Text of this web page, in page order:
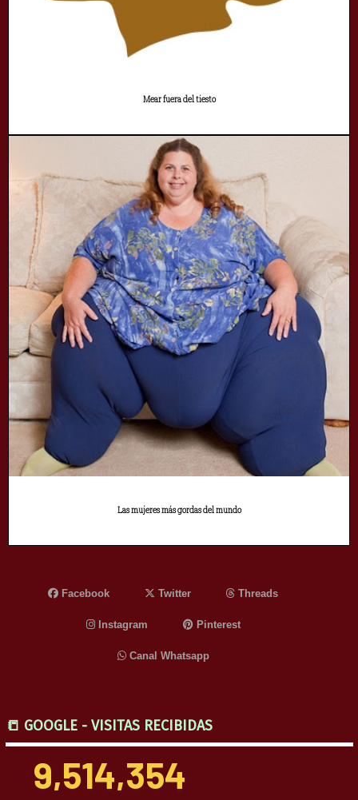
Mear fuera del tiesto
Las mujeres más gordas del mundo
Facebook Twitter Threads
Instagram Pinterest
Canal Whatsapp
📒 GOOGLE - VISITAS RECIBIDAS
9,514,354